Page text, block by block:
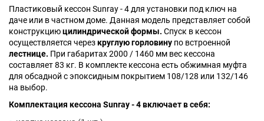
Пластиковый кессон Sunray - 4 для установки под ключ на
даче или в частном доме. Данная модель представляет собой
конструкциюцилиндрической формы. Спуск в кессон
осуществляется черезкруглую горловину по встроенной
лестнице. При габаритах 2000 / 1460 мм вес кессона
составляет 83 кг. В комплекте кессона есть обжимная муфта
для обсадной с эпоксидным покрытием 108/128 или 132/146
на выбор.
Комплектация кессона Sunray - 4 включает в себя: